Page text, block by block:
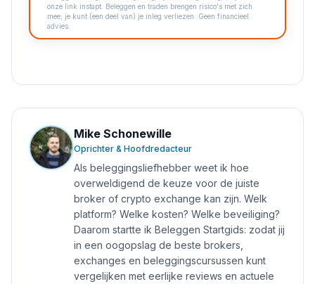
onze link instapt. Beleggen en traden brengen risico's met zich
mee; je kunt (een deel van) je inleg verliezen. Geen financieel
advies.
Mike Schonewille
Oprichter & Hoofdredacteur
Als beleggingsliefhebber weet ik hoe
overweldigend de keuze voor de juiste
broker of crypto exchange kan zijn. Welk
platform? Welke kosten? Welke beveiliging?
Daarom startte ik Beleggen Startgids: zodat jij
in een oogopslag de beste brokers,
exchanges en beleggingscursussen kunt
vergelijken met eerlijke reviews en actuele